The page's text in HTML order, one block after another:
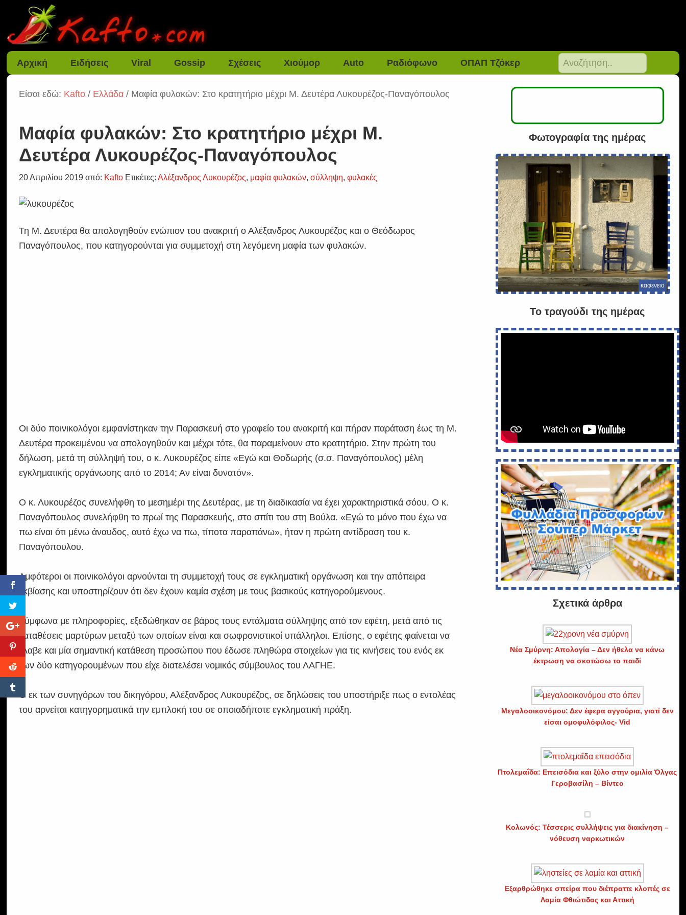
Αρχική Ειδήσεις Viral Gossip Σχέσεις Χιούμορ Auto Ραδιόφωνο ΟΠΑΠ Τζόκερ
Είσαι εδώ: Kafto / Ελλάδα / Μαφία φυλακών: Στο κρατητήριο μέχρι Μ. Δευτέρα Λυκουρέζος-Παναγόπουλος
Μαφία φυλακών: Στο κρατητήριο μέχρι Μ.
Δευτέρα Λυκουρέζος-Παναγόπουλος
20 Απριλίου 2019 από: Kafto Ετικέτες:Αλέξανδρος Λυκουρέζος, μαφία φυλακών,σύλληψη,φυλακές
Τη Μ. Δευτέρα θα απολογηθούν ενώπιον του ανακριτή ο Αλέξανδρος Λυκουρέζος και ο Θεόδωρος
Παναγόπουλος, που κατηγορούνται για συμμετοχή στη λεγόμενη μαφία των φυλακών.
Οι δύο ποινικολόγοι εμφανίστηκαν την Παρασκευή στο γραφείο του ανακριτή και πήραν παράταση έως τη Μ.
Δευτέρα προκειμένου να απολογηθούν και μέχρι τότε, θα παραμείνουν στο κρατητήριο. Στην πρώτη του
δήλωση, μετά τη σύλληψή του, ο κ. Λυκουρέζος είπε «Εγώ και Θοδωρής (σ.σ. Παναγόπουλος) μέλη
εγκληματικής οργάνωσης από το 2014; Αν είναι δυνατόν».
Ο κ. Λυκουρέζος συνελήφθη το μεσημέρι της Δευτέρας, με τη διαδικασία να έχει χαρακτηριστικά σόου. Ο κ.
Παναγόπουλος συνελήφθη το πρωί της Παρασκευής, στο σπίτι του στη Βούλα. «Εγώ το μόνο που έχω να
πω είναι ότι μένω άναυδος, αυτό έχω να πω, τίποτα παραπάνω», ήταν η πρώτη αντίδραση του κ.
Παναγόπουλου.
Αμφότεροι οι ποινικολόγοι αρνούνται τη συμμετοχή τους σε εγκληματική οργάνωση και την απόπειρα
εκβίασης και υποστηρίζουν ότι δεν έχουν καμία σχέση με τους βασικούς κατηγορούμενους.
Σύμφωνα με πληροφορίες, εξεδώθηκαν σε βάρος τους εντάλματα σύλληψης από τον εφέτη, μετά από τις
καταθέσεις μαρτύρων μεταξύ των οποίων είναι και σωφρονιστικοί υπάλληλοι. Επίσης, ο εφέτης φαίνεται να
έλαβε και μία σημαντική κατάθεση προσώπου που έδωσε πληθώρα στοιχείων για τις κινήσεις του ενός εκ
των δύο κατηγορουμένων που είχε διατελέσει νομικός σύμβουλος του ΛΑΓΗΕ.
Ο εκ των συνηγόρων του δικηγόρου, Αλέξανδρος Λυκουρέζος, σε δηλώσεις του υποστήριξε πως ο εντολέας
του αρνείται κατηγορηματικά την εμπλοκή του σε οποιαδήποτε εγκληματική πράξη.
Φωτογραφία της ημέρας
καφενειο
Το τραγούδι της ημέρας
Σχετικά άρθρα
Νέα Σμύρνη: Απολογία – Δεν ήθελα να κάνω
έκτρωση να σκοτώσω το παιδί
Μεγαλοοικονόμου: Δεν έφερα αγγούρια, γιατί δεν
είσαι ομοφυλόφιλος- Vid
Πτολεμαΐδα: Επεισόδια και ξύλο στην ομιλία Όλγας
Γεροβασίλη – Βίντεο
Κολωνός: Τέσσερις συλλήψεις για διακίνηση –
νόθευση ναρκωτικών
Εξαρθρώθηκε σπείρα που διέπραττε κλοπές σε
Λαμία Φθιώτιδας και Αττική